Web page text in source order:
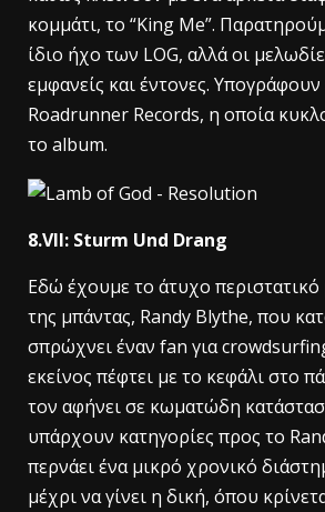
κομμάτι, το “King Me”.
ίδιο ήχο των LOG, αλλά οι
εμφανείς και έντονες. Υπογράφουν
Roadrunner Records, η οποία
το album.
8.VII: Sturm Und Drang
Εδώ έχουμε το άτυχο
της μπάντας, Randy Blythe, που
σπρώχνει έναν fan για
εκείνος πέφτει με το κεφάλι στο
τον αφήνει σε κωματώδη
υπάρχουν κατηγορίες προς το
περνάει ένα μικρό χρονικό
μέχρι να γίνει η δική, όπου